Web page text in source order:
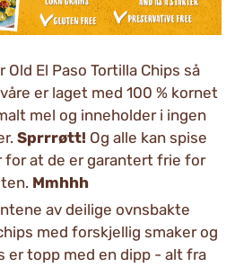
Old El Paso Tortilla Chips så
er laget med 100 % kornet
mel og inneholder i ingen
Sprrrøtt! Og alle kan spise
for at de er garantert frie for
Mmhhh
av deilige ovnsbakte
med forskjellig smaker og
er topp med en dipp - alt fra